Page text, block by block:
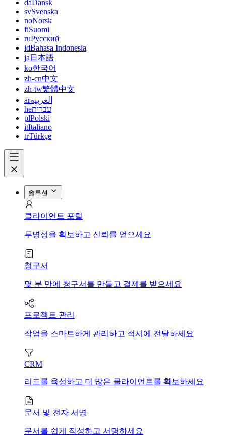
da Dansk
svSvenska
noNorsk
fiSuomi
ruРусский
idBahasa Indonesia
ja 日本語
ko한국어
zh-cn中文
zh-tw繁體中文
arالعربية
heעברית
plPolski
itItaliano
trTürkçe
솔루션
클라이언트 포털
투명성을 확보하고 신뢰를 얻으세요
청구서
몇 분 만에 청구서를 만들고 결제를 받으세요
프로젝트 관리
작업을 스마트하게 관리하고 적시에 전달하세요
CRM
리드를 육성하고 더 많은 클라이언트를 확보하세요
문서 및 전자 서명
문서를 쉽게 작성하고 서명하세요